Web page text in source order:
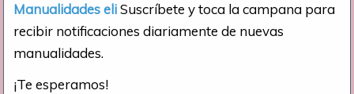
Manualidades eliSuscríbete y toca la campana para
recibir notificaciones diariamente de nuevas
manualidades.
¡Te esperamos!